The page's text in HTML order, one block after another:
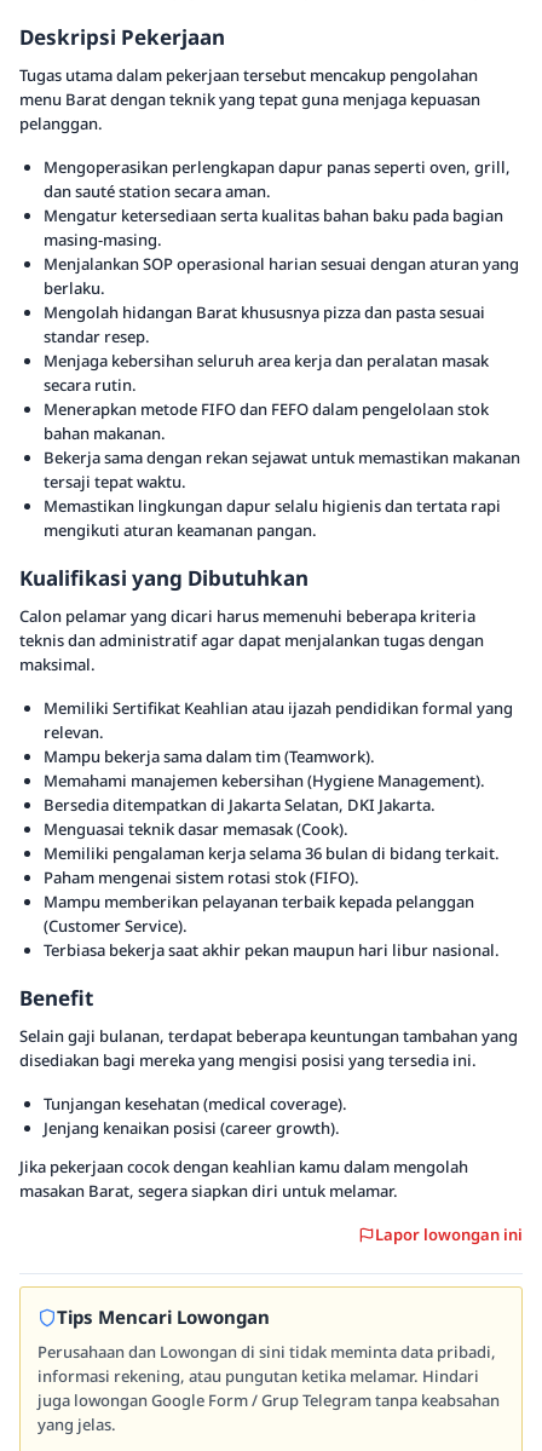
Deskripsi Pekerjaan
Tugas utama dalam pekerjaan tersebut mencakup pengolahan
menu Barat dengan teknik yang tepat guna menjaga kepuasan
pelanggan.
Mengoperasikan perlengkapan dapur panas seperti oven, grill,
dan sauté station secara aman.
Mengatur ketersediaan serta kualitas bahan baku pada bagian
masing-masing.
Menjalankan SOP operasional harian sesuai dengan aturan yang
berlaku.
Mengolah hidangan Barat khususnya pizza dan pasta sesuai
standar resep.
Menjaga kebersihan seluruh area kerja dan peralatan masak
secara rutin.
Menerapkan metode FIFO dan FEFO dalam pengelolaan stok
bahan makanan.
Bekerja sama dengan rekan sejawat untuk memastikan makanan
tersaji tepat waktu.
Memastikan lingkungan dapur selalu higienis dan tertata rapi
mengikuti aturan keamanan pangan.
Kualifikasi yang Dibutuhkan
Calon pelamar yang dicari harus memenuhi beberapa kriteria
teknis dan administratif agar dapat menjalankan tugas dengan
maksimal.
Memiliki Sertifikat Keahlian atau ijazah pendidikan formal yang
relevan.
Mampu bekerja sama dalam tim (Teamwork).
Memahami manajemen kebersihan (Hygiene Management).
Bersedia ditempatkan di Jakarta Selatan, DKI Jakarta.
Menguasai teknik dasar memasak (Cook).
Memiliki pengalaman kerja selama 36 bulan di bidang terkait.
Paham mengenai sistem rotasi stok (FIFO).
Mampu memberikan pelayanan terbaik kepada pelanggan
(Customer Service).
Terbiasa bekerja saat akhir pekan maupun hari libur nasional.
Benefit
Selain gaji bulanan, terdapat beberapa keuntungan tambahan yang
disediakan bagi mereka yang mengisi posisi yang tersedia ini.
Tunjangan kesehatan (medical coverage).
Jenjang kenaikan posisi (career growth).
Jika pekerjaan cocok dengan keahlian kamu dalam mengolah
masakan Barat, segera siapkan diri untuk melamar.
Lapor lowongan ini
Tips Mencari Lowongan
Perusahaan dan Lowongan di sini tidak meminta data pribadi,
informasi rekening, atau pungutan ketika melamar. Hindari
juga lowongan Google Form / Grup Telegram tanpa keabsahan
yang jelas.